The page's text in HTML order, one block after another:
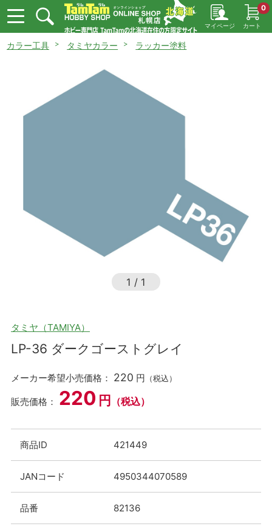
マイページ カート
0
カラー工具 タミヤカラー ラッカー塗料
1 / 1
タミヤ（TAMIYA）
LP-36 ダークゴーストグレイ
メーカー希望小売価格： 220 円 （税込）
販売価格： 220 円 （税込）
商品ID 421449
JANコード 4950344070589
品番 82136